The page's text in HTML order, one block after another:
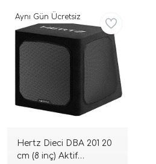
Hertz Dieci DBA 201 20
cm (8 inç) Aktif
Aynı Gün Ücretsiz